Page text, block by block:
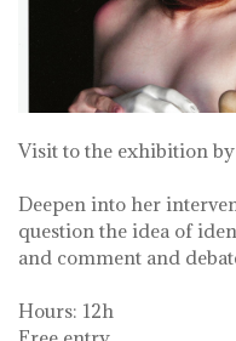
Visit to the exhibition
Deepen into her
question the idea of
and comment and
Hours: 12h